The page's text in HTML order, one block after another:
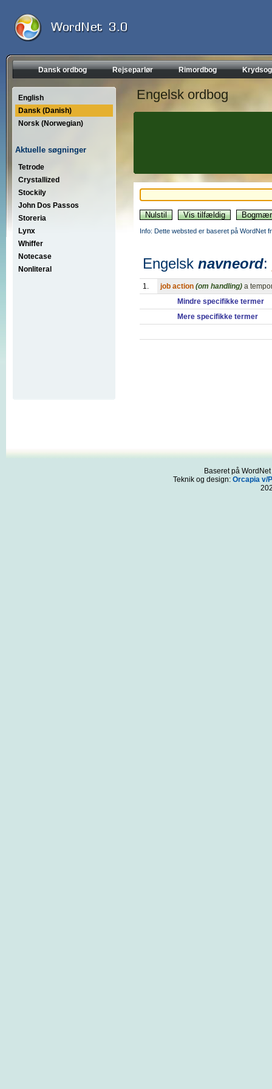
Dansk ordbog Rejseparlør Rimordbog
English
Dansk (Danish)
Norsk (Norwegian)
Aktuelle søgninger
Tetrode
Crystallized
Stockily
John Dos Passos
Storeria
Lynx
Whiffer
Notecase
Nonliteral
Engelsk ordbog
Info: Dette websted er baseret på WordNet
Engelsk navneord:
1. job action (om handling) a
Mindre specifikke termer
Mere specifikke termer
Baseret på
Teknik og design: Orcapia v/